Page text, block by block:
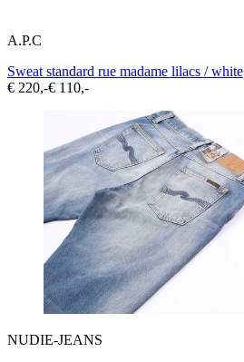
A.P.C
Sweat standard rue madame lilacs / white
€ 220,-€ 110,-
NUDIE-JEANS